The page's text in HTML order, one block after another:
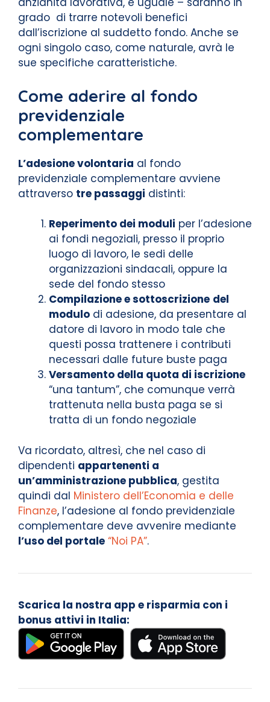
grado di trarre notevoli benefici
dall’iscrizione al suddetto fondo. Anche se
ogni singolo caso, come naturale, avrà le
sue specifiche caratteristiche.
Come aderire al fondo
previdenziale
complementare
L’adesione volontaria al fondo
previdenziale complementare avviene
attraverso tre passaggi distinti:
Reperimento dei moduli per l’adesione
ai fondi negoziali, presso il proprio
luogo di lavoro, le sedi delle
organizzazioni sindacali, oppure la
sede del fondo stesso
Compilazione e sottoscrizione del
modulo di adesione, da presentare al
datore di lavoro in modo tale che
questi possa trattenere i contributi
necessari dalle future buste paga
Versamento della quota di iscrizione
“una tantum”, che comunque verrà
trattenuta nella busta paga se si
tratta di un fondo negoziale
Va ricordato, altresì, che nel caso di
dipendenti appartenenti a
un’amministrazione pubblica, gestita
quindi dal Ministero dell’Economia e delle
Finanze, l’adesione al fondo previdenziale
complementare deve avvenire mediante
l’uso del portale “Noi PA”.
Scarica la nostra app e risparmia con i
bonus attivi in Italia: